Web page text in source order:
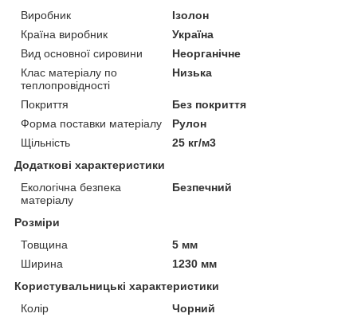
Виробник
Ізолон
Країна виробник
Україна
Вид основної сировини
Неорганічне
Клас матеріалу по
теплопровідності
Низька
Покриття
Без покриття
Форма поставки матеріалу
Рулон
Щільність
25 кг/м3
Додаткові характеристики
Екологічна безпека
матеріалу
Безпечний
Розміри
Товщина
5 мм
Ширина
1230 мм
Користувальницькі характеристики
Колір
Чорний